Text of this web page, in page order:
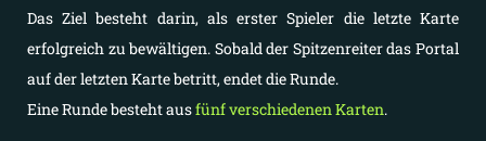
Das Ziel besteht darin, als erster Spieler die letzte Karte
erfolgreich zu bewältigen. Sobald der Spitzenreiter das Portal
auf der letzten Karte betritt, endet die Runde.
Eine Runde besteht ausfünf verschiedenen Karten.